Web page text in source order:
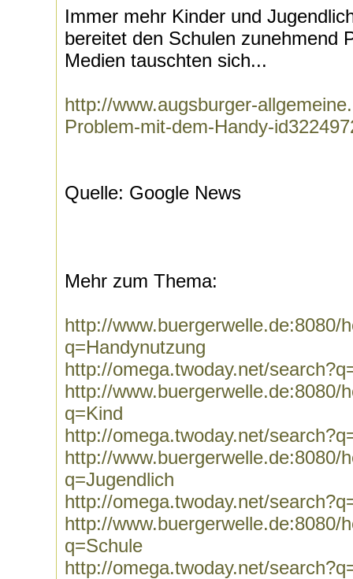
Immer mehr Kinder und
bereitet den Schulen zunehmend
Medien tauschten sich...
http://www.augsburger-
Problem-mit-dem-Handy-
Quelle: Google News
Mehr zum Thema:
http://www.buergerwelle.de:8080/
q=Handynutzung
http://omega.twoday.net/
http://www.buergerwelle.de:8080/
q=Kind
http://omega.twoday.net/
http://www.buergerwelle.de:8080/
q=Jugendlich
http://omega.twoday.net/
http://www.buergerwelle.de:8080/
q=Schule
http://omega.twoday.net/